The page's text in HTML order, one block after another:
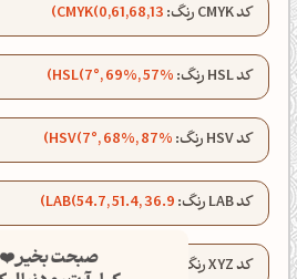
کد CMYK رنگ: CMYK(0,61,68,13)
کد HSL رنگ: HSL(7°, 69%, 57%)
کد HSV رنگ: HSV(7°, 68%, 87%)
کد LAB رنگ: LAB(54.7, 51.4, 36.9)
کد XYZ رنگ: XYZ(34.3, 22.6, 8.4)
صبحت
کپل‌آرت رو